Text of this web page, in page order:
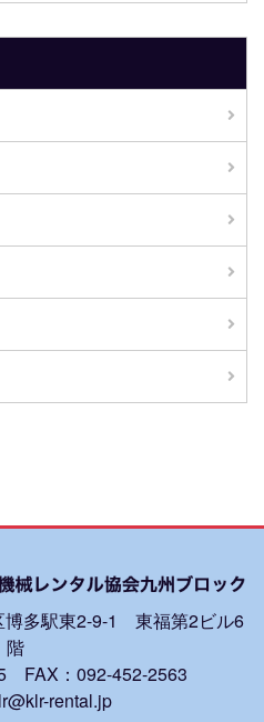
多駅東2-9-1 東福第2ビル6
階
FAX：092-452-2563
rental.jp